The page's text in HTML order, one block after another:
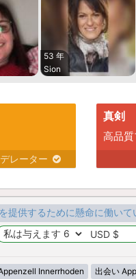
53 年
Sion
レーター
真剣
高品
提供するために懸命に働い
Innerrhoden 出会い